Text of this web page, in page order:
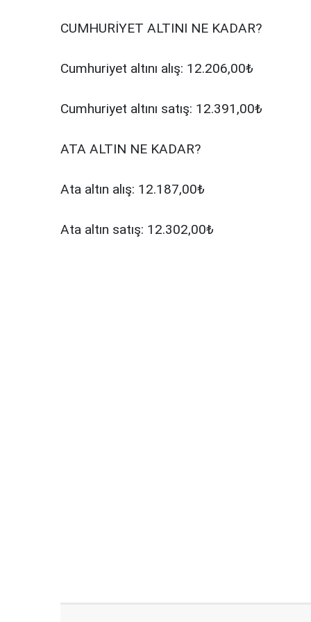
CUMHURİYET ALTINI NE KADAR?
Cumhuriyet altını alış: 12.206,00₺
Cumhuriyet altını satış: 12.391,00₺
ATA ALTIN NE KADAR?
Ata altın alış: 12.187,00₺
Ata altın satış: 12.302,00₺